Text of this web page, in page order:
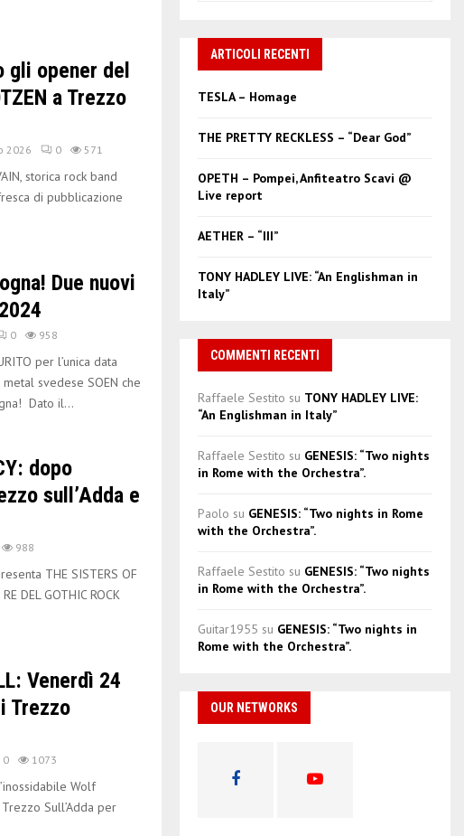
gli opener del
a Trezzo
2026 0 571
storica rock band
di pubblicazione
Due nuovi
0 958
per l’unica data
svedese SOEN che
Dato il...
dopo
sull’Adda e
988
THE SISTERS OF
DEL GOTHIC ROCK
Venerdì 24
Trezzo
0 1073
Wolf
Sull’Adda per
h
f
ARTICOLI RECENTI
TESLA – Homage
THE PRETTY RECKLESS – “Dear God”
OPETH – Pompei, Anfiteatro Scavi @
Live report
AETHER – “III”
TONY HADLEY LIVE: “An Englishman in
Italy”
COMMENTI RECENTI
Raffaele Sestito su TONY HADLEY LIVE:
“An Englishman in Italy”
Raffaele Sestito su GENESIS: “Two nights
in Rome with the Orchestra”.
Paolo su GENESIS: “Two nights in Rome
with the Orchestra”.
Raffaele Sestito su GENESIS: “Two nights
in Rome with the Orchestra”.
Guitar1955 su GENESIS: “Two nights in
Rome with the Orchestra”.
OUR NETWORKS